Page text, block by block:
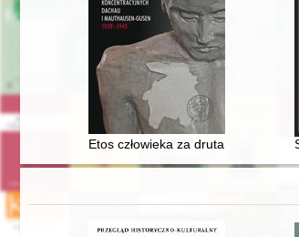
Etos człowieka za drutami -